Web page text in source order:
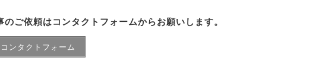
のご依頼はコンタクトフォームからお願いします。
コンタクトフォーム